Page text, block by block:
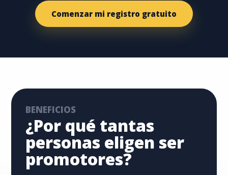
Comenzar mi registro gratuito
BENEFICIOS
¿Por qué tantas
personas eligen ser
promotores?